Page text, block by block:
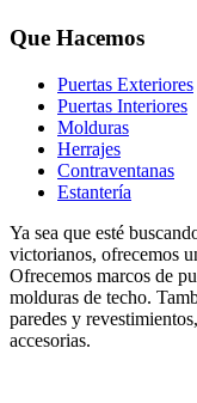
Que Hacemos
Puertas Exteriores
Puertas Interiores
Molduras
Herrajes
Contraventanas
Estantería
Ya sea que esté
victorianos, ofrecemos
Ofrecemos marcos de
molduras de techo.
paredes y
accesorias.